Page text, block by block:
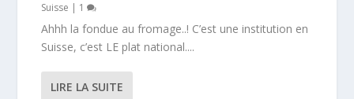
Suisse | 1
Ahhh la fondue au fromage..! C’est une institution en
Suisse, c’est LE plat national....
LIRE LA SUITE